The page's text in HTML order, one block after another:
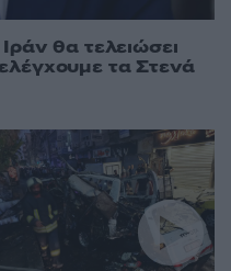
θα τελειώσει
τα Στενά